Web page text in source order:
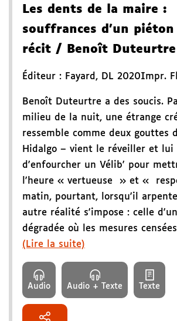
Les dents de la maire :
souffrances d'un piéton
récit / Benoît Duteurtre
Éditeur : Fayard , DL 2020Impr.
Benoît Duteurtre a des soucis.
milieu de la nuit, une étrange
ressemble comme deux gouttes
Hidalgo – vient le réveiller et lui
d'enfourcher un Vélib' pour
l'heure « vertueuse » et «
matin, pourtant, lorsqu'il
autre réalité s'impose : celle
dégradée où les mesures
(Lire la suite)
Audio Audio + Texte Texte